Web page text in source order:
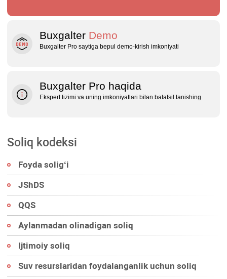
Buxgalter Demo
Buxgalter Pro saytiga bepul demo‑kirish imkoniyati
Buxgalter Pro haqida
Ekspert tizimi va uning imkoniyatlari bilan batafsil tanishing
Soliq kodeksi
Foyda soligʻi
JShDS
QQS
Aylanmadan olinadigan soliq
Ijtimoiy soliq
Suv resurslaridan foydalanganlik uchun soliq